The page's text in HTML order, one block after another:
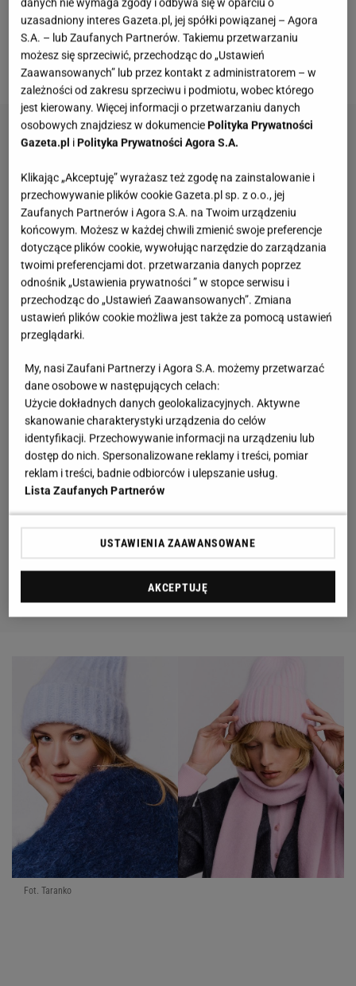
niezwykle lekkie, kilkakrotnie cieplejsze od owczej
wełny, a co najważniejsze - jest hypoalergiczne i nie
"gryzie".
Fot. Taranko
danych nie wymaga zgody i odbywa się w oparciu o
uzasadniony interes Gazeta.pl, jej spółki powiązanej – Agora
S.A. – lub Zaufanych Partnerów. Takiemu przetwarzaniu
możesz się sprzeciwić, przechodząc do „Ustawień
Zaawansowanych” lub przez kontakt z administratorem – w
zależności od zakresu sprzeciwu i podmiotu, wobec którego
jest kierowany. Więcej informacji o przetwarzaniu danych
osobowych znajdziesz w dokumenciePolityka Prywatności
Gazeta.pl iPolityka Prywatności Agora S.A.
Klikając „Akceptuję” wyrażasz też zgodę na zainstalowanie i
przechowywanie plików cookie Gazeta.pl sp. z o.o., jej
Zaufanych Partnerów i Agora S.A. na Twoim urządzeniu
końcowym. Możesz w każdej chwili zmienić swoje preferencje
dotyczące plików cookie, wywołując narzędzie do zarządzania
twoimi preferencjami dot. przetwarzania danych poprzez
odnośnik „Ustawienia prywatności ” w stopce serwisu i
przechodząc do „Ustawień Zaawansowanych”. Zmiana
ustawień plików cookie możliwa jest także za pomocą ustawień
przeglądarki.
My, nasi Zaufani Partnerzy i Agora S.A. możemy przetwarzać
dane osobowe w następujących celach:
Użycie dokładnych danych geolokalizacyjnych. Aktywne
skanowanie charakterystyki urządzenia do celów
identyfikacji. Przechowywanie informacji na urządzeniu lub
dostęp do nich. Spersonalizowane reklamy i treści, pomiar
reklam i treści, badnie odbiorców i ulepszanie usług.
Lista Zaufanych Partnerów
USTAWIENIA ZAAWANSOWANE
AKCEPTUJĘ